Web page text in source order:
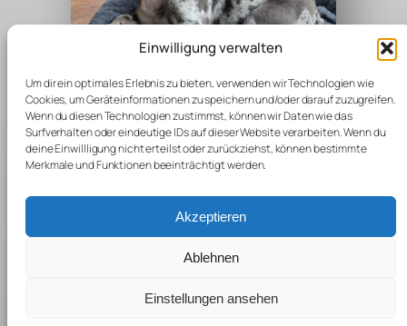
Einwilligung verwalten
Um dir ein optimales Erlebnis zu bieten, verwenden wir Technologien wie
Cookies, um Geräteinformationen zu speichern und/oder darauf zuzugreifen.
Wenn du diesen Technologien zustimmst, können wir Daten wie das
Surfverhalten oder eindeutige IDs auf dieser Website verarbeiten. Wenn du
deine Einwillligung nicht erteilst oder zurückziehst, können bestimmte
Merkmale und Funktionen beeinträchtigt werden.
Akzeptieren
Ablehnen
Einstellungen ansehen
White Walker of Bambully